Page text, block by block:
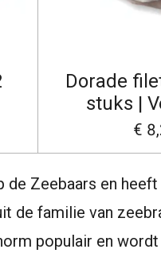
Dorade
stuks |
€
de Zeebaars en
de familie van
populair en